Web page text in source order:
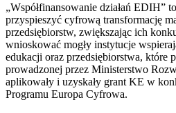
„Współfinansowanie działań EDIH”
przyspieszyć cyfrową transformację
przedsiębiorstw, zwiększając ich
wnioskować mogły instytucje
edukacji oraz przedsiębiorstwa, które
prowadzonej przez Ministerstwo
aplikowały i uzyskały grant KE w
Programu Europa Cyfrowa.